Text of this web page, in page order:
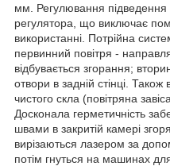
мм. Регулювання
регулятора, що виключає
використанні. Потрійна
первинний повітря -
відбувається згорання;
отвори в задній стінці. Також
чистого скла (повітряна
Досконала герметичність
швами в закритій камері
вирізаються лазером за
потім гнуться на машинах